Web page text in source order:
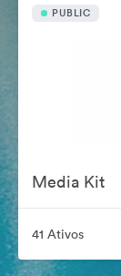
PUBLIC
Media Kit
41 Ativos